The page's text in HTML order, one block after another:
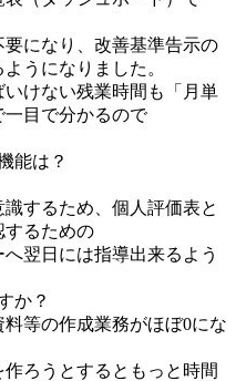
になり、改善基準告示の
うになりました。
けない残業時間も「月単
目で分かるので
能は？
するため、個人評価表と
するための
翌日には指導出来るよう
か？
等の作成業務がほぼ0にな
ろうとするともっと時間